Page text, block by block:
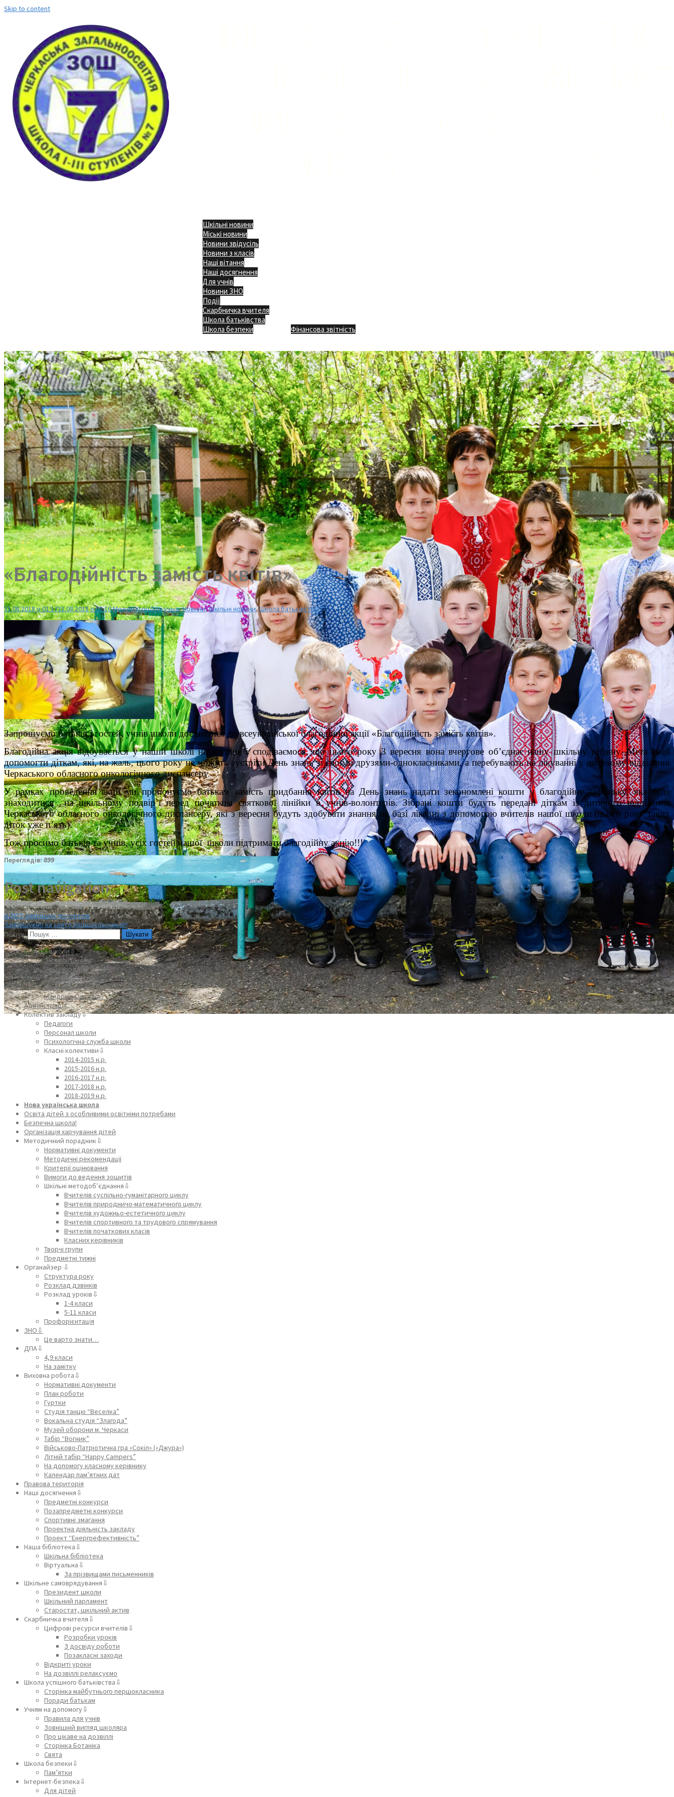
Skip to content
Шкільні новини
Міські новини
Новини звідусіль
Новини з класів
Наші вітання
Наші досягнення
Для учнів
Новини ЗНО
Події
Скарбничка вчителя
Школа батьківства
Школа безпеки
Фінансова звітність
«Благодійність замість квітів»
31.08.2018 о 01:1731.08.2018 о 02:10МодераторДля учнів,Новини,Шкільні новини,Школа батьківства
Запрошуємо батьків і гостей, учнів школи доєднатися до всеукраїнської благодійної акції «Благодійність замість квітів».
Благодійна акція відбувається у нашій школі не вперше і сподіваємося, що цього року 3 вересня вона вчергове об’єднає нашу шкільну родину. Мета акції
допомогти діткам, які, на жаль, цього року не можуть зустріти День знань зі своїми друзями-однокласниками, а перебувають на лікуванні у дитячому відділенні
Черкаського обласного онкологічного диспансеру.
У рамках проведення акції ми пропонуємо батькам замість придбання квітів на День знань надати зекономлені кошти у благодійну скриньку, яка буде
знаходитися на шкільному подвір’ї перед початком святкової лінійки в учнів-волонтерів. Зібрані кошти будуть передані діткам із дитячого відділення
Черкаського обласного онкологічного диспансеру, які з вересня будуть здобувати знання на базі лікарні з допомогою вчителів нашої школи (цього року таких
діток уже п’ять).
Тож просимо батьків та учнів, усіх гостей нашої школи підтримати благодійну акцію!!!
Переглядів:899
Post navigation
ЦДЮТ запрошує до гуртків
Запрошуємо на свято першокласника!!!
Пошук:
Візитка школи⇩
З історії школи
Наша гордість
Символіка
Пісня про школу
Мандрівка школою
Адміністрація
Колектив закладу⇩
Педагоги
Персонал школи
Психологічна служба школи
Класні колективи⇩
2014-2015 н.р.
2015-2016 н.р.
2016-2017 н.р.
2017-2018 н.р.
2018-2019 н.р.
Нова українська школа
Освіта дітей з особливими освітніми потребами
Безпечна школа!
Організація харчування дітей
Методичний порадник⇩
Нормативні документи
Методичні рекомендації
Критерії оцінювання
Вимоги до ведення зошитів
Шкільні методоб’єднання⇩
Вчителів суспільно-гуманітарного циклу
Вчителів природничо-математичного циклу
Вчителів художньо-естетичного циклу
Вчителів спортивного та трудового спрямування
Вчителів початкових класів
Класних керівників
Творчі групи
Предметні тижні
Органайзер ⇩
Структура року
Розклад дзвінків
Розклад уроків⇩
1-4 класи
5-11 класи
Профорієнтація
ЗНО⇩
Це варто знати…
ДПА⇩
4,9 класи
На замітку
Виховна робота⇩
Нормативні документи
План роботи
Гуртки
Студія танцю “Веселка”
Вокальна студія “Злагода”
Музей оборони м. Черкаси
Табір “Вогник”
Військово-Патріотична гра «Сокіл» («Джура»)
Літній табір “Happy Campers”
На допомогу класному керівнику
Календар пам’ятних дат
Правова територія
Наші досягнення⇩
Предметні конкурси
Позапредметні конкурси
Спортивні змагання
Проектна діяльність закладу
Проект “Енергоефективність”
Наша бібліотека⇩
Шкільна бібліотека
Віртуальна⇩
За прізвищами письменників
Шкільне самоврядування⇩
Президент школи
Шкільний парламент
Старостат, шкільний актив
Скарбничка вчителя⇩
Цифрові ресурси вчителів⇩
Розробки уроків
З досвіду роботи
Позакласні заходи
Відкриті уроки
На дозвіллі релаксуємо
Школа успішного батьківства⇩
Сторінка майбутнього першокласника
Поради батькам
Учням на допомогу⇩
Правила для учнів
Зовнішній вигляд школяра
Про цікаве на дозвіллі
Сторінка Ботаніка
Свята
Школа безпеки⇩
Пам’ятки
Інтернет-безпека⇩
Для дітей